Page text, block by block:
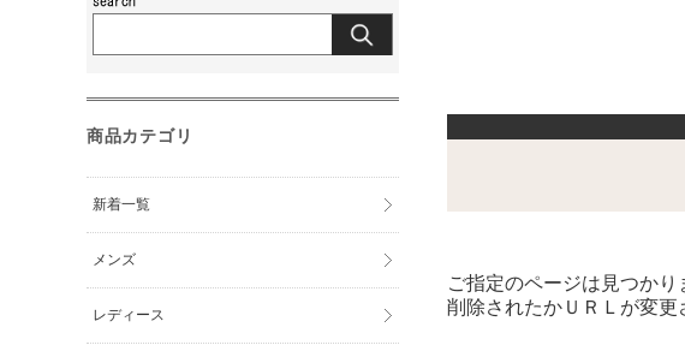
ご指定のページは見つかり
削除されたかＵＲＬが変更
商品カテゴリ
新着一覧
メンズ
レディース